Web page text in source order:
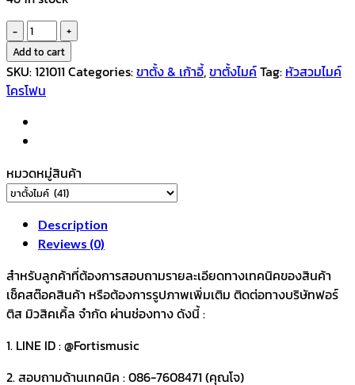
หัว
ไมค์
โค
รโฟน
ทอง
เหลือง
1
(ชิ้น)
quantity
Add to cart
SKU:121011 Categories:ขาตั้ง & เก้าอี้,ขาตั้งไมค์Tag: หัวสวมไมค์
โครโฟน
หมวดหมู่สินค้า
Description
Reviews (0)
สำหรับลูกค้าที่ต้องการสอบถามรายละเอียดทางเทคนิคของสินค้า
เช็คสต๊อคสินค้า หรือต้องการรูปภาพเพิ่มเติม ติดต่อทางบริษัทฟอร์
ติส มิวสิคเคิ้ล จำกัด ผ่านช่องทาง ดังนี้ :
1. LINE ID : @Fortismusic
2. สอบถามด้านเทคนิค : 086-7608471 (คุณโจ)